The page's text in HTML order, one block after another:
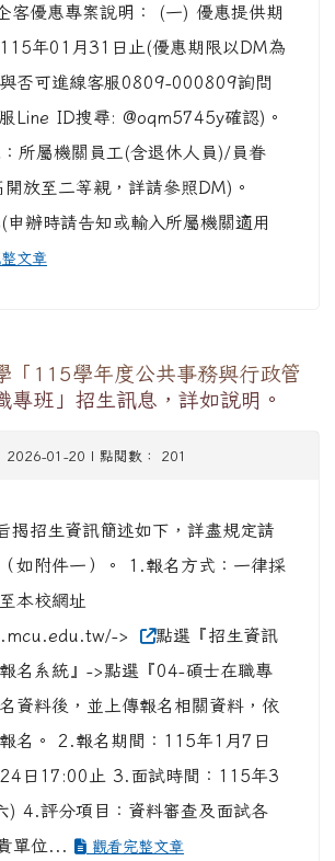
客優惠專案說明： (一) 優惠提供期
年01月31日止(優惠期限以DM為
否可進線客服0809-000809詢問
Line ID搜尋: @oqm5745y確認)。
所屬機關員工(含退休人員)/員眷
放至二等親，詳請參照DM)。
申辦時請告知或輸入所屬機關適用
文章
「115學年度公共事務與行政管
專班」招生訊息，詳如說明。
| 2026-01-20 | 點閱數： 201
揭招生資訊簡述如下，詳盡規定請
如附件一）。 1.報名方式：一律採
本校網址
>
點選『招生資訊
名系統』->點選『04-碩士在職專
資料後，並上傳報名相關資料，依
名。 2.報名期間：115年1月7日
日17:00止 3.面試時間：115年3
) 4.評分項目：資料審查及面試各
單位...
觀看完整文章